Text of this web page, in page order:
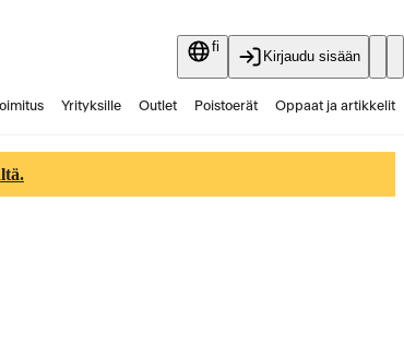
fi
Kirjaudu sisään
Yrityksille Outlet Poistoerät Oppaat ja artikkelit